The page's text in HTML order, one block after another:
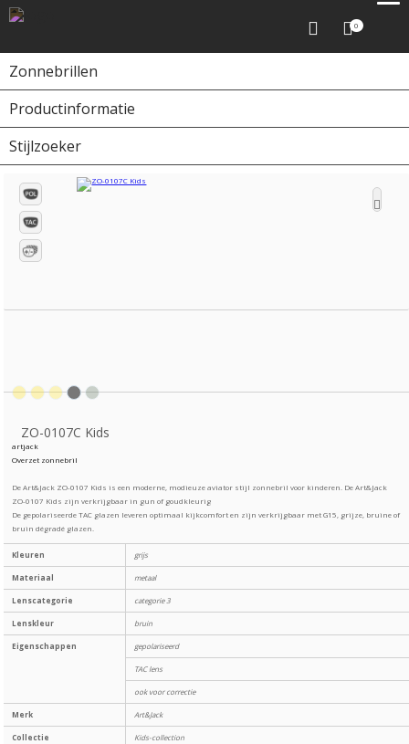
0
Zonnebrillen
Productinformatie
Stijlzoeker
Home Zonnebrillen
ZO-0107C Kids
artjack
Overzet zonnebril
De Art&Jack ZO-0107 Kids is een moderne, modieuze aviator stijl zonnebril voor kinderen. De Art&Jack
ZO-0107 Kids zijn verkrijgbaar in gun of goudkleurig
De gepolariseerde TAC glazen leveren optimaal kijkcomfort en zijn verkrijgbaar met G15, grijze, bruine of
bruin dégradé glazen.
Kleuren grijs
Materiaal metaal
Lenscategorie categorie 3
Lenskleur bruin
Eigenschappen gepolariseerd
TAC lens
ook voor correctie
Merk Art&Jack
Collectie Kids-collection